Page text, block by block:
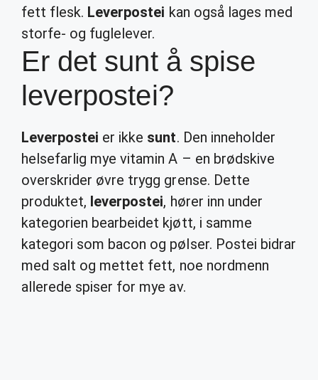
fett flesk. Leverpostei kan også lages med
storfe- og fuglelever.
Er det sunt å spise
leverpostei?
Leverpostei er ikke sunt. Den inneholder
helsefarlig mye vitamin A – en brødskive
overskrider øvre trygg grense. Dette
produktet, leverpostei, hører inn under
kategorien bearbeidet kjøtt, i samme
kategori som bacon og pølser. Postei bidrar
med salt og mettet fett, noe nordmenn
allerede spiser for mye av.